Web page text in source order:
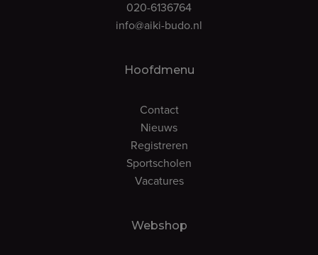
020-6136764
info@aiki-budo.nl
Hoofdmenu
Contact
Nieuws
Registreren
Sportscholen
Vacatures
Webshop